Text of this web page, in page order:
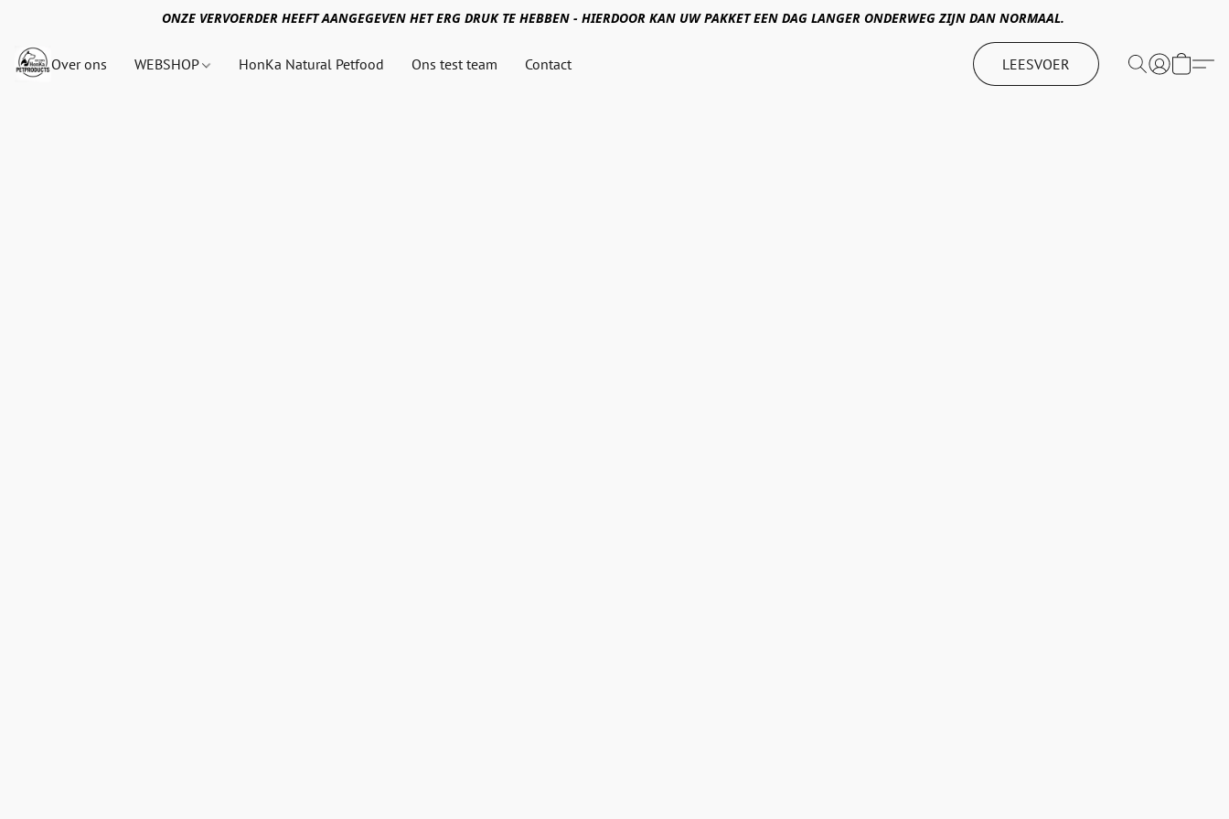
ONZE VERVOERDER HEEFT AANGEGEVEN HET ERG DRUK TE HEBBEN - HIERDOOR KAN UW PAKKET EEN DAG LANGER ONDERWEG ZIJN DAN NORMAAL.
Over ons WEBSHOP HonKa Natural Petfood Ons test team Contact LEESVOER